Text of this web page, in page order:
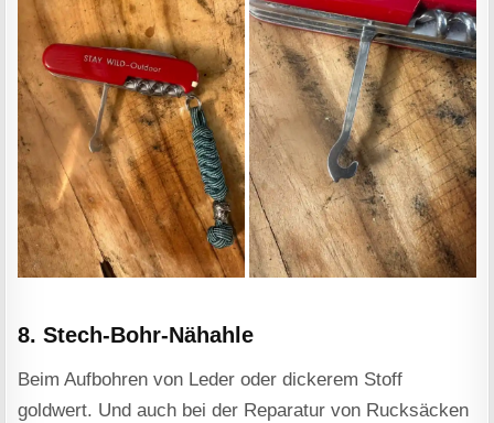
8. Stech-Bohr-Nähahle
Beim Aufbohren von Leder oder dickerem Stoff
goldwert. Und auch bei der Reparatur von Rucksäcken